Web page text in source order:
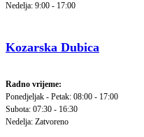
Nedelja: 9:00 - 17:00
Kozarska Dubica
Radno vrijeme:
Ponedjeljak - Petak: 08:00 - 17:00
Subota: 07:30 - 16:30
Nedelja: Zatvoreno